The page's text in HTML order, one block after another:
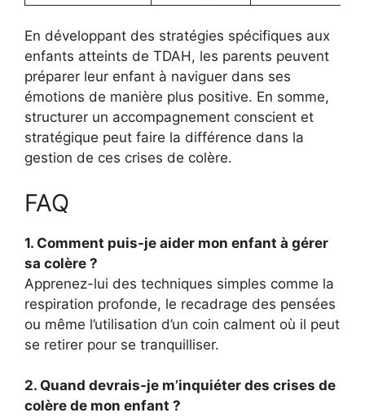
En développant des stratégies spécifiques aux
enfants atteints de TDAH, les parents peuvent
préparer leur enfant à naviguer dans ses
émotions de manière plus positive. En somme,
structurer un accompagnement conscient et
stratégique peut faire la différence dans la
gestion de ces crises de colère.
FAQ
1. Comment puis-je aider mon enfant à gérer
sa colère ?
Apprenez-lui des techniques simples comme la
respiration profonde, le recadrage des pensées
ou même l’utilisation d’un coin calment où il peut
se retirer pour se tranquilliser.
2. Quand devrais-je m’inquiéter des crises de
colère de mon enfant ?